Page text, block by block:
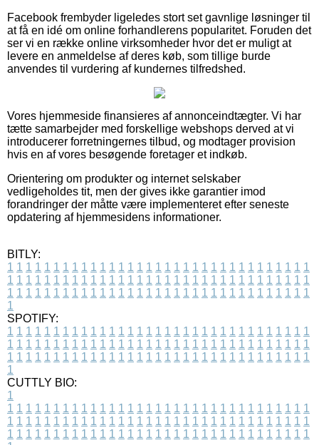
Facebook frembyder ligeledes stort set gavnlige løsninger til
at få en idé om online forhandlerens popularitet. Foruden det
ser vi en række online virksomheder hvor det er muligt at
levere en anmeldelse af deres køb, som tillige burde
anvendes til vurdering af kundernes tilfredshed.
Vores hjemmeside finansieres af annonceindtægter. Vi har
tætte samarbejder med forskellige webshops derved at vi
introducerer forretningernes tilbud, og modtager provision
hvis en af vores besøgende foretager et indkøb.
Orientering om produkter og internet selskaber
vedligeholdes tit, men der gives ikke garantier imod
forandringer der måtte være implementeret efter seneste
opdatering af hjemmesidens informationer.
BITLY:
1 1 1 1 1 1 1 1 1 1 1 1 1 1 1 1 1 1 1 1 1 1 1 1 1 1 1 1 1 1 1 1 1
1 1 1 1 1 1 1 1 1 1 1 1 1 1 1 1 1 1 1 1 1 1 1 1 1 1 1 1 1 1 1 1 1
1 1 1 1 1 1 1 1 1 1 1 1 1 1 1 1 1 1 1 1 1 1 1 1 1 1 1 1 1 1 1 1 1
1
SPOTIFY:
1 1 1 1 1 1 1 1 1 1 1 1 1 1 1 1 1 1 1 1 1 1 1 1 1 1 1 1 1 1 1 1 1
1 1 1 1 1 1 1 1 1 1 1 1 1 1 1 1 1 1 1 1 1 1 1 1 1 1 1 1 1 1 1 1 1
1 1 1 1 1 1 1 1 1 1 1 1 1 1 1 1 1 1 1 1 1 1 1 1 1 1 1 1 1 1 1 1 1
1
CUTTLY BIO:
1
1 1 1 1 1 1 1 1 1 1 1 1 1 1 1 1 1 1 1 1 1 1 1 1 1 1 1 1 1 1 1 1 1
1 1 1 1 1 1 1 1 1 1 1 1 1 1 1 1 1 1 1 1 1 1 1 1 1 1 1 1 1 1 1 1 1
1 1 1 1 1 1 1 1 1 1 1 1 1 1 1 1 1 1 1 1 1 1 1 1 1 1 1 1 1 1 1 1 1